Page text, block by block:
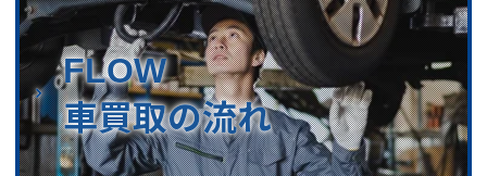
FLOW
車買取の流れ